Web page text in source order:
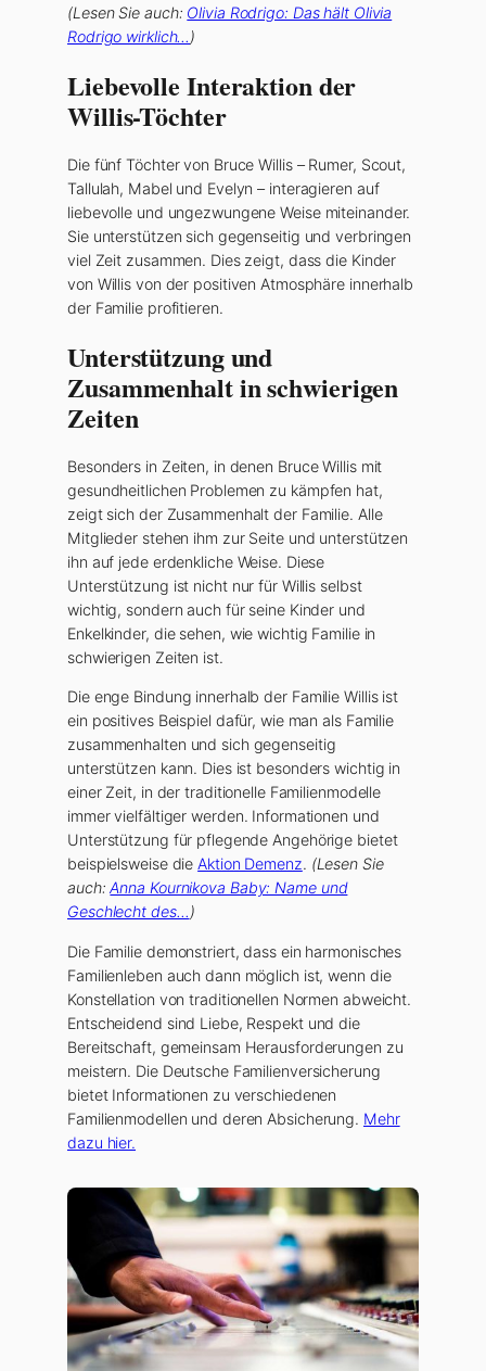
(Lesen Sie auch: Olivia Rodrigo: Das hält Olivia
Rodrigo wirklich…)
Liebevolle Interaktion der
Willis-Töchter
Die fünf Töchter von Bruce Willis – Rumer, Scout,
Tallulah, Mabel und Evelyn – interagieren auf
liebevolle und ungezwungene Weise miteinander.
Sie unterstützen sich gegenseitig und verbringen
viel Zeit zusammen. Dies zeigt, dass die Kinder
von Willis von der positiven Atmosphäre innerhalb
der Familie profitieren.
Unterstützung und
Zusammenhalt in schwierigen
Zeiten
Besonders in Zeiten, in denen Bruce Willis mit
gesundheitlichen Problemen zu kämpfen hat,
zeigt sich der Zusammenhalt der Familie. Alle
Mitglieder stehen ihm zur Seite und unterstützen
ihn auf jede erdenkliche Weise. Diese
Unterstützung ist nicht nur für Willis selbst
wichtig, sondern auch für seine Kinder und
Enkelkinder, die sehen, wie wichtig Familie in
schwierigen Zeiten ist.
Die enge Bindung innerhalb der Familie Willis ist
ein positives Beispiel dafür, wie man als Familie
zusammenhalten und sich gegenseitig
unterstützen kann. Dies ist besonders wichtig in
einer Zeit, in der traditionelle Familienmodelle
immer vielfältiger werden. Informationen und
Unterstützung für pflegende Angehörige bietet
beispielsweise die Aktion Demenz. (Lesen Sie
auch:Anna Kournikova Baby: Name und
Geschlecht des…)
Die Familie demonstriert, dass ein harmonisches
Familienleben auch dann möglich ist, wenn die
Konstellation von traditionellen Normen abweicht.
Entscheidend sind Liebe, Respekt und die
Bereitschaft, gemeinsam Herausforderungen zu
meistern. Die Deutsche Familienversicherung
bietet Informationen zu verschiedenen
Familienmodellen und deren Absicherung. Mehr
dazu hier.